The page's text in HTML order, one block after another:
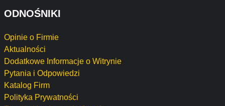
ODNOŚNIKI
Opinie o Firmie
Aktualności
Dodatkowe Informacje o Witrynie
Pytania i Odpowiedzi
Katalog Firm
Polityka Prywatności